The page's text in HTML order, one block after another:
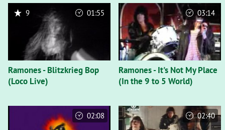
Ramones - Blitzkrieg Bop
(Loco Live)
9 01:55
Ramones - It's Not My Place
(In the 9 to 5 World)
03:14
02:08 02:40